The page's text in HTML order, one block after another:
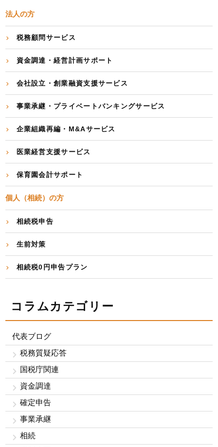
法人の方
税務顧問サービス
資金調達・経営計画サポート
会社設立・創業融資支援サービス
事業承継・プライベートバンキングサービス
企業組織再編・M&Aサービス
医業経営支援サービス
保育園会計サポート
個人（相続）の方
相続税申告
生前対策
相続税0円申告プラン
コラムカテゴリー
代表ブログ
税務質疑応答
国税庁関連
資金調達
確定申告
事業承継
相続